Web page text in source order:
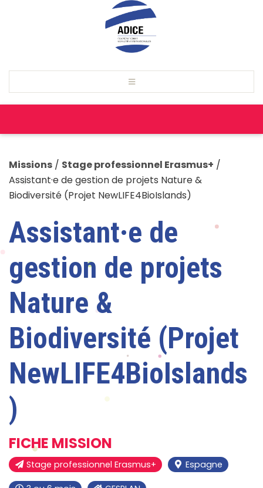
Missions / Stage professionnel Erasmus+ /
Assistant·e de gestion de projets Nature &
Biodiversité (Projet NewLIFE4BioIslands)
Assistant·e de
gestion de projets
Nature &
Biodiversité (Projet
NewLIFE4BioIslands
)
FICHE MISSION
Stage professionnel Erasmus+ Espagne